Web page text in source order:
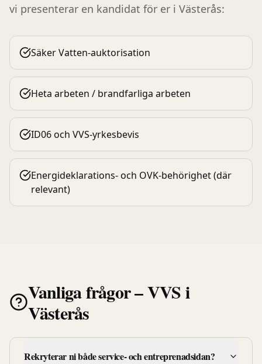
vi presenterar en kandidat för er i Västerås:
Säker Vatten-auktorisation
Heta arbeten / brandfarliga arbeten
ID06 och VVS-yrkesbevis
Energideklarations- och OVK-behörighet (där
relevant)
Vanliga frågor –VVSi
Västerås
Rekryterar ni både service- och entreprenadsidan?